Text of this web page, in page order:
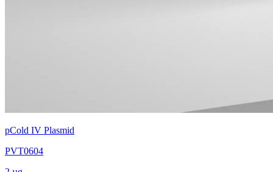
pCold IV Plasmid
PVT0604